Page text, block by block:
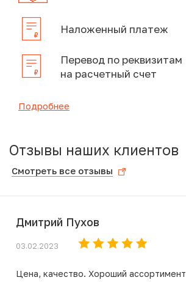
Наложенный платеж
Перевод по реквизитам
на расчетный счет
Подробнее
Отзывы наших клиентов
Смотреть все отзывы
Дмитрий Пухов
03.02.2023
Цена, качество. Хороший ассортимент